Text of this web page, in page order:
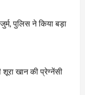
पुलिस ने किया बड़ा
शूरा खान की प्रेग्नेंसी